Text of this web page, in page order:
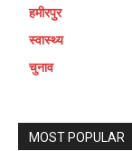
हमीरपुर
स्वास्थ्य
चुनाव
MOST POPULAR